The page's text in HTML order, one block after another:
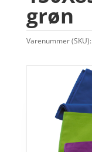
grøn
Varenummer (SKU):